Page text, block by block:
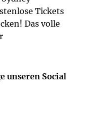
Tickets
Das volle
unseren Social